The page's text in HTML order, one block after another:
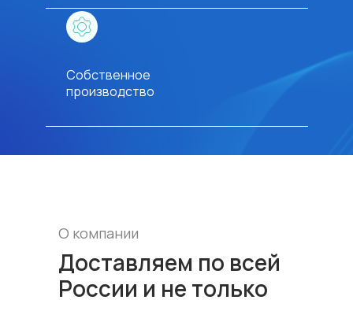
Собственное
производство
О компании
Доставляем по всей
России и не только